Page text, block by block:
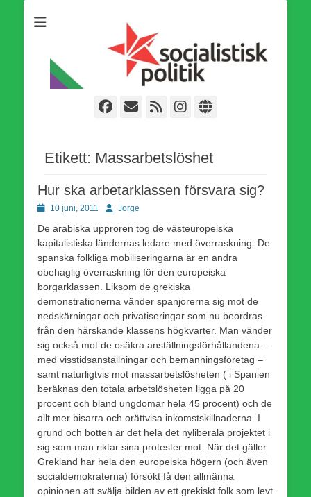
världsomfattande socialistiska Fjärde Internationalen och en viktig
tillgång i kampen för en socialistisk framtid!
Facebook
E-
Webbflöde
Instagram
Webbplats
Etikett: Massarbetslöshet
Hur ska arbetarklassen försvara sig?
Publicerad
10 juni, 2011 Författare
Jorge
De arabiska upproren tog de västeuropeiska
kapitalistiska ländernas ledare med överraskning. De
spanska folkliga mobiliseringarna är en andra
obehaglig överraskning för den europeiska
borgarklassen. Liksom de grekiska
demonstrationerna vänder spanjorerna sig mot de
nedskärningar och privatiseringar som nu beordras
från den härskande klassens högkvarter. Man vänder
sig också mot de osäkra anställningsförhållandena –
med visstidsanställningar och bemanningsföretag –
samt naturligtvis mot massarbetslösheten ( i Spanien
beräknas den totala arbetslösheten ligga på 20
procent och bland ungdomar hela 45 procent) och de
allt mer bisarra och orättvisa inkomstskillnaderna. I
grund och botten är det hela det nyliberala projektet i
sig som man riktar sina protester mot. När det gäller
Grekland har hela den europeiska högern (och även
socialdemokraterna) försökt få den allmänna
opinionen att svälja bilden av ett grekiskt folk som levt